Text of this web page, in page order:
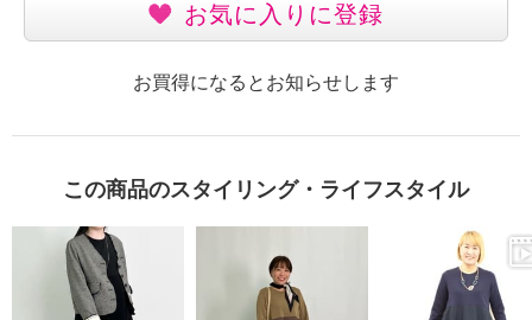
お気に入りに登録
お買得になるとお知らせします
この商品のスタイリング・ライフスタイル